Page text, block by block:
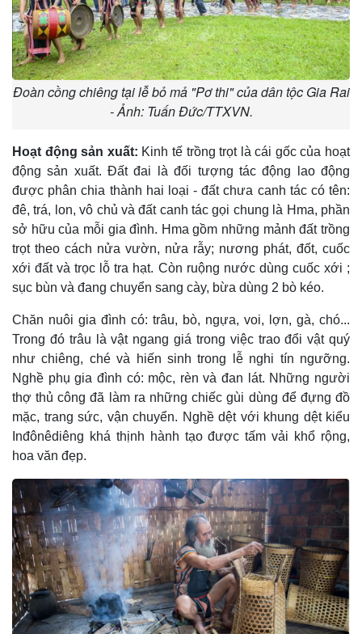
Đoàn cồng chiêng tại lễ bỏ mả "Pơ thi" của dân tộc Gia Rai
- Ảnh: Tuấn Đức/TTXVN.
Hoạt động sản xuất: Kinh tế trồng trọt là cái gốc của hoạt
động sản xuất. Ðất đai là đối tượng tác động lao động
được phân chia thành hai loại - đất chưa canh tác có tên:
đê, trá, lon, vô chủ và đất canh tác gọi chung là Hma, phần
sở hữu của mỗi gia đình. Hma gồm những mảnh đất trồng
trọt theo cách nửa vườn, nửa rẫy; nương phát, đốt, cuốc
xới đất và trọc lỗ tra hạt. Còn ruộng nước dùng cuốc xới ;
sục bùn và đang chuyển sang cày, bừa dùng 2 bò kéo.
Chăn nuôi gia đình có: trâu, bò, ngựa, voi, lợn, gà, chó...
Trong đó trâu là vật ngang giá trong việc trao đổi vật quý
như chiêng, ché và hiến sinh trong lễ nghi tín ngưỡng.
Nghề phụ gia đình có: mộc, rèn và đan lát. Những người
thợ thủ công đã làm ra những chiếc gùi dùng để đựng đồ
mặc, trang sức, vận chuyển. Nghề dệt với khung dệt kiểu
Inđônêdiêng khá thịnh hành tạo được tấm vải khổ rộng,
hoa văn đẹp.